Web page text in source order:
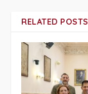
RELATED POSTS